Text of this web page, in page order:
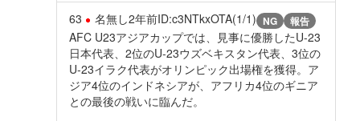
63 名無し2年前ID:c3NTkxOTA(1/1) NG 報告
AFC U23アジアカップでは、見事に優勝したU-23
日本代表、2位のU-23ウズベキスタン代表、3位の
U-23イラク代表がオリンピック出場権を獲得。ア
ジア4位のインドネシアが、アフリカ4位のギニア
との最後の戦いに臨んだ。